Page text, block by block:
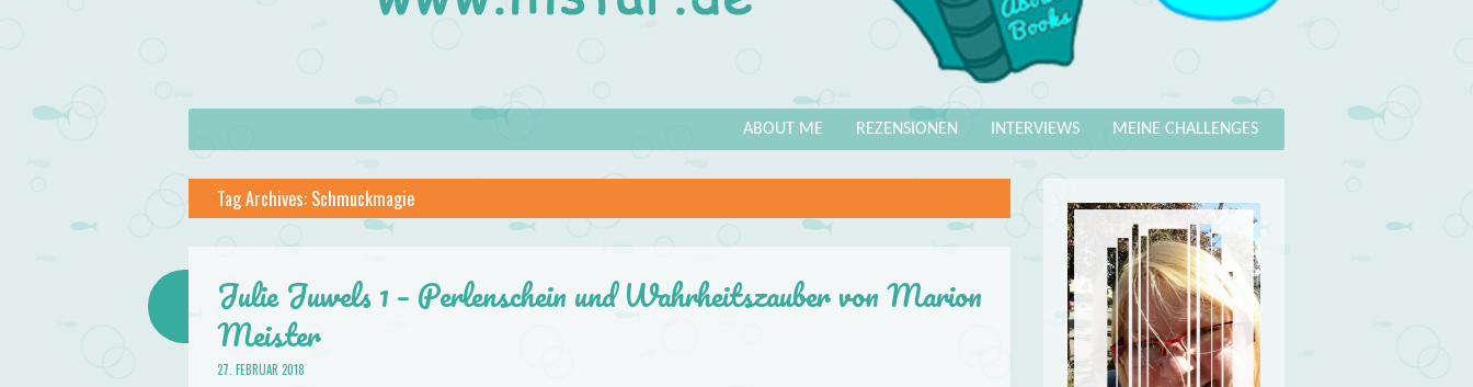
About
Books
Menu MEINE CHALLENGES
INTERVIEWS
REZENSIONEN
ABOUT ME
Tag Archives: Schmuckmagie
Julie Juwels 1 – Perlenschein und Wahrheitszauber von Marion
Meister
27. FEBRUAR 2018